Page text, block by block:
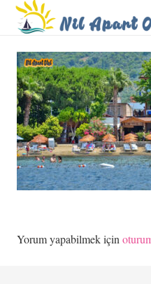
Yorum yapabilmek için